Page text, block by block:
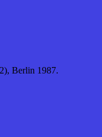
Berlin 1987.